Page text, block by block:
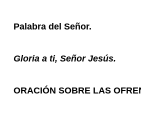
Palabra del Señor.
Gloria a ti, Señor Jesús.
ORACIÓN SOBRE LAS